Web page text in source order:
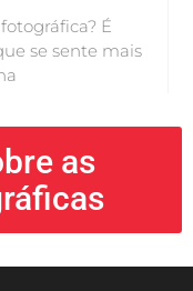
É
se sente mais
as